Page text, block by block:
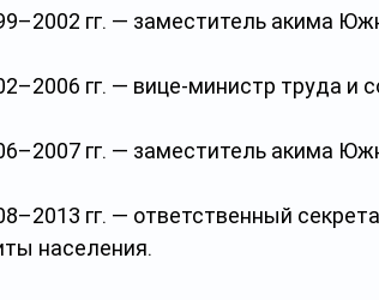
гг. — заместитель акима
гг. — вице-министр труда и
гг. — заместитель акима
гг. — ответственный
населения.